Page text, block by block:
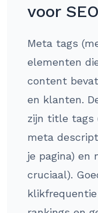
voor
Meta tags
elementen
content
en klanten.
zijn title tags
meta
je pagina) en
cruciaal).